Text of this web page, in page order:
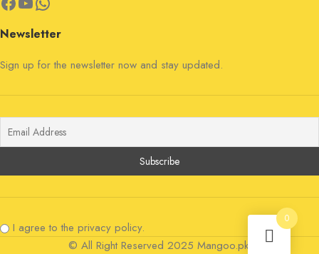
Newsletter
Sign up for the newsletter now and stay updated.
I agree to the privacy policy.
© All Right Reserved 2025 Mangoo.pk.
0